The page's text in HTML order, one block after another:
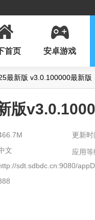
首页 安卓游戏
最新版 v3.0.100000最新版
版
更新
文
应用等
sdt.sdbdc.cn:9080/